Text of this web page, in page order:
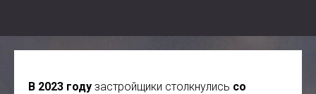
В 2023 году застройщики столкнулись со